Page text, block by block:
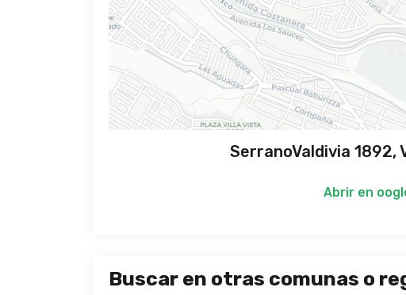
SerranoValdivia 1892,
Abrir en
Buscar en otras comunas o